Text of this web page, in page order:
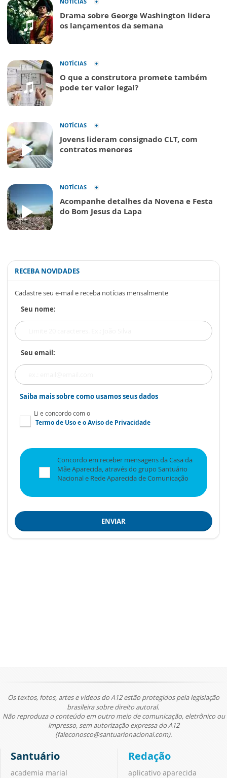
Drama sobre George Washington lidera
os lançamentos da semana
NOTÍCIAS
O que a construtora promete também
pode ter valor legal?
NOTÍCIAS
Jovens lideram consignado CLT, com
contratos menores
NOTÍCIAS
Acompanhe detalhes da Novena e Festa
do Bom Jesus da Lapa
RECEBA NOVIDADES
Cadastre seu e-mail e receba notícias mensalmente
Seu nome:
Seu email:
Saiba mais sobre como usamos seus dados
Li e concordo com o
Termo de Usoe oAviso de Privacidade
Concordo em receber mensagens da Casa da
Mãe Aparecida, através do grupo Santuário
Nacional e Rede Aparecida de Comunicação
ENVIAR
Os textos, fotos, artes e vídeos do A12 estão protegidos pela legislação
brasileira sobre direito autoral.
Não reproduza o conteúdo em outro meio de comunicação, eletrônico ou
impresso, sem autorização expressa do A12
(faleconosco@santuarionacional.com).
Santuário
academia marial
Redação
aplicativo aparecida